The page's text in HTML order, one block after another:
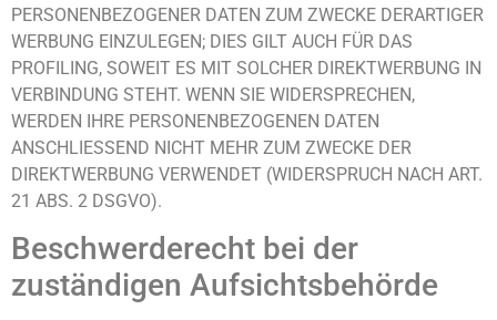
PERSONENBEZOGENER DATEN ZUM ZWECKE DERARTIGER
WERBUNG EINZULEGEN; DIES GILT AUCH FÜR DAS
PROFILING, SOWEIT ES MIT SOLCHER DIREKTWERBUNG IN
VERBINDUNG STEHT. WENN SIE WIDERSPRECHEN,
WERDEN IHRE PERSONENBEZOGENEN DATEN
ANSCHLIESSEND NICHT MEHR ZUM ZWECKE DER
DIREKTWERBUNG VERWENDET (WIDERSPRUCH NACH ART.
21 ABS. 2 DSGVO).
Beschwerde­recht bei der
zuständigen Aufsichts­behörde